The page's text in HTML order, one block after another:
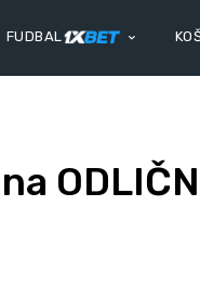
FUDBAL